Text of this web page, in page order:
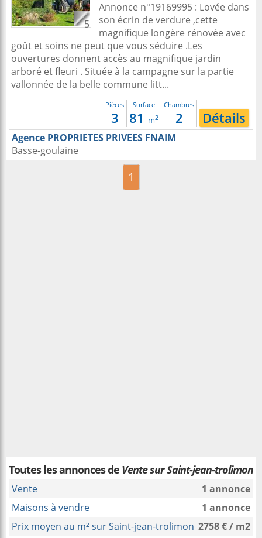
5
Annonce n°19169995 : Lovée dans
son écrin de verdure ,cette
magnifique longère rénovée avec
goût et soins ne peut que vous séduire .Les
ouvertures donnent accès au magnifique jardin
arboré et fleuri . Située à la campagne sur la partie
vallonnée de la belle commune litt...
Pièces
3
Surface
81 m2
Chambres
2 Détails
Agence PROPRIETES PRIVEES FNAIM
Basse-goulaine
1
Toutes les annonces de Vente sur Saint-jean-trolimon
Vente
1 annonce
Maisons à vendre
1 annonce
Prix moyen au m² sur Saint-jean-trolimon 2758 € / m2